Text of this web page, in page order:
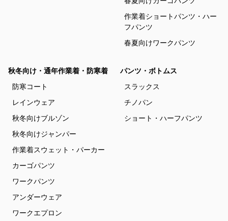
作業着ショートパンツ・ハー
フパンツ
春夏向けワークパンツ
秋冬向け・通年作業着・防寒着
防寒コート
レインウェア
秋冬向けブルゾン
秋冬向けジャンパー
作業着スウェット・パーカー
カーゴパンツ
ワークパンツ
アンダーウェア
ワークエプロン
パンツ・ボトムス
スラックス
チノパン
ショート・ハーフパンツ